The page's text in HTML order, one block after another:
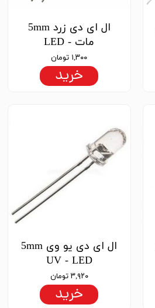
ال ای دی زرد 5mm
مات - LED
۱,۳۰۰ تومان
خرید
ال ای دی یو وی 5mm
UV - LED
۳,۹۲۰ تومان
خرید